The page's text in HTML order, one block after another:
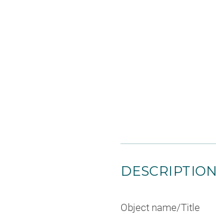
DESCRIPTION
Object name/Title